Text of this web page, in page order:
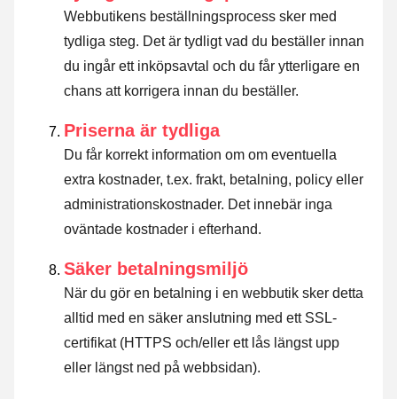
Webbutikens beställningsprocess sker med
tydliga steg. Det är tydligt vad du beställer innan
du ingår ett inköpsavtal och du får ytterligare en
chans att korrigera innan du beställer.
Priserna är tydliga
Du får korrekt information om om eventuella
extra kostnader, t.ex. frakt, betalning, policy eller
administrationskostnader. Det innebär inga
oväntade kostnader i efterhand.
Säker betalningsmiljö
När du gör en betalning i en webbutik sker detta
alltid med en säker anslutning med ett SSL-
certifikat (HTTPS och/eller ett lås längst upp
eller längst ned på webbsidan).